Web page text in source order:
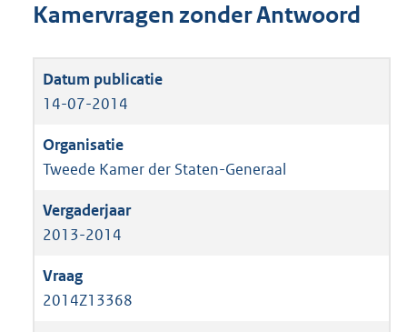
Kamervragen zonder Antwoord
14-07-2014
Tweede Kamer der Staten-Generaal
2013-2014
2014Z13368